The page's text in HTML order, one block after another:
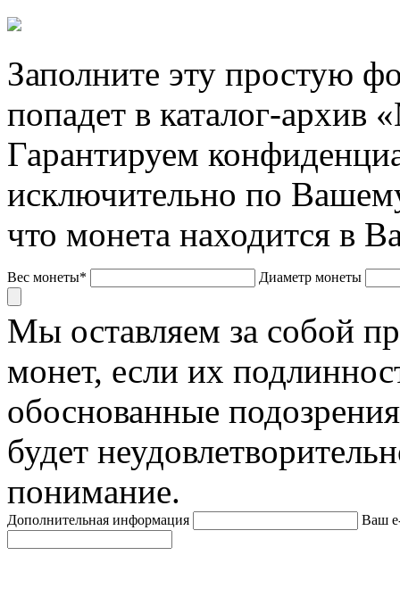
Заполните эту простую
попадет в каталог-архив
Гарантируем
исключительно по
что монета находится в
Вес монеты* Диаметр монеты
Мы оставляем за собой
монет, если их
обоснованные
будет
понимание.
Дополнительная информация Ваш